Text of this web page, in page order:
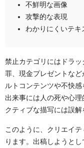
不鮮明な画像
攻撃的な表現
わかりにくいテキ
禁止カテゴリにはドラ
罪、現金プレゼントな
ルトコンテンツや不快
出来事には人の死や心
クティブな描写には誤
このように、クリエイ
ります。出稿しようと